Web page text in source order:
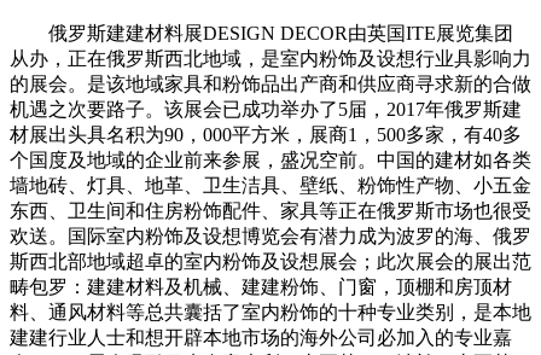
俄罗斯建建材料展DESIGN DECOR由英国ITE展览集团
从办，正在俄罗斯西北地域，是室内粉饰及设想行业具影响力
的展会。是该地域家具和粉饰品出产商和供应商寻求新的合做
机遇之次要路子。该展会已成功举办了5届，2017年俄罗斯建
材展出头具名积为90，000平方米，展商1，500多家，有40多
个国度及地域的企业前来参展，盛况空前。中国的建材如各类
墙地砖、灯具、地革、卫生洁具、壁纸、粉饰性产物、小五金
东西、卫生间和住房粉饰配件、家具等正在俄罗斯市场也很受
欢送。国际室内粉饰及设想博览会有潜力成为波罗的海、俄罗
斯西北部地域超卓的室内粉饰及设想展会；此次展会的展出范
畴包罗：建建材料及机械、建建粉饰、门窗，顶棚和房顶材
料、通风材料等总共囊括了室内粉饰的十种专业类别，是本地
建建行业人士和想开辟本地市场的海外公司必加入的专业嘉